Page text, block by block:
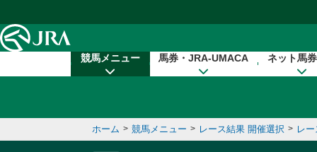
競馬メニュー 馬券・JRA-UMACA ネット馬
ホーム > 競馬メニュー > レース結果 開催選択 > レ